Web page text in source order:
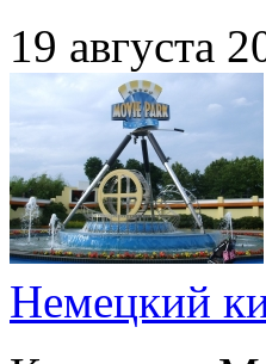
19 августа
Немецкий